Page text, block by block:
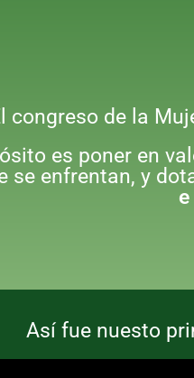
congreso de la
es poner en
se enfrentan, y
Así fue nuesto